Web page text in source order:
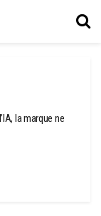
la marque ne